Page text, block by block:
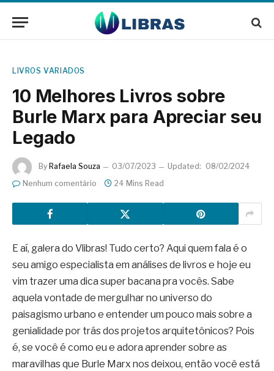
LIVROS VARIADOS
10 Melhores Livros sobre
Burle Marx para Apreciar seu
Legado
By Rafaela Souza 03/07/2023 Updated: 08/02/2024
Nenhum comentário
24 Mins Read
E aí, galera do Vlibras! Tudo certo? Aqui quem fala é o
seu amigo especialista em análises de livros e hoje eu
vim trazer uma dica super bacana pra vocês. Sabe
aquela vontade de mergulhar no universo do
paisagismo urbano e entender um pouco mais sobre a
genialidade por trás dos projetos arquitetônicos? Pois
é, se você é como eu e adora aprender sobre as
maravilhas que Burle Marx nos deixou, então você está